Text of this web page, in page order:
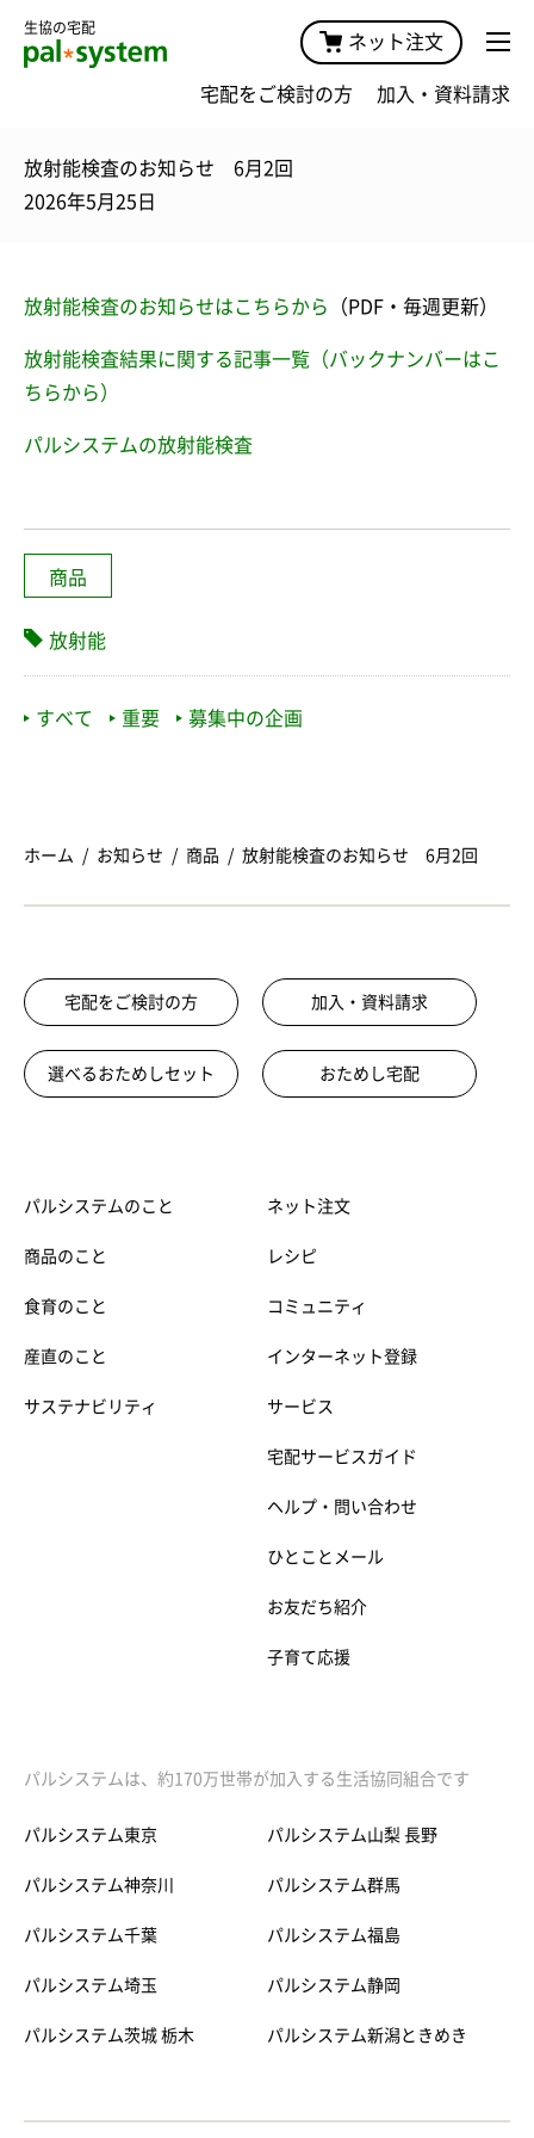
生協の宅配
ネット注文
宅配をご検討の方 加入・資料請求
放射能検査のお知らせ 6月2回
2026年5月25日
放射能検査のお知らせはこちらから （PDF・毎週更新）
放射能検査結果に関する記事一覧（バックナンバーはこ
ちらから）
パルシステムの放射能検査
商品
放射能
すべて 重要 募集中の企画
ホーム お知らせ 商品 放射能検査のお知らせ 6月2回
宅配をご検討の方 加入・資料請求
選べるおためしセット おためし宅配
パルシステムのこと
商品のこと
食育のこと
産直のこと
サステナビリティ
ネット注文
レシピ
コミュニティ
インターネット登録
サービス
宅配サービスガイド
ヘルプ・問い合わせ
ひとことメール
お友だち紹介
子育て応援
パルシステムは、約170万世帯が加入する生活協同組合です
パルシステム東京
パルシステム神奈川
パルシステム千葉
パルシステム埼玉
パルシステム茨城 栃木
パルシステム山梨 長野
パルシステム群馬
パルシステム福島
パルシステム静岡
パルシステム新潟ときめき